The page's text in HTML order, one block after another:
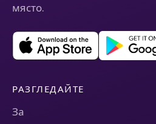
място.
РАЗГЛЕДАЙТЕ
За